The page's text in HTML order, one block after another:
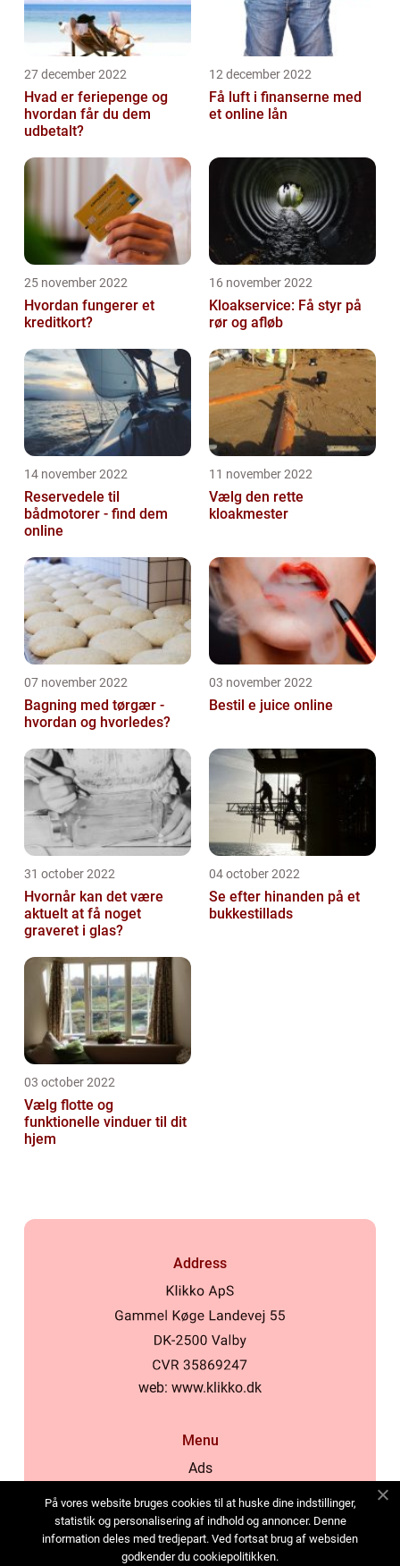
27 december 2022
Hvad er feriepenge og
hvordan får du dem
udbetalt?
12 december 2022
Få luft i finanserne med
et online lån
25 november 2022
Hvordan fungerer et
kreditkort?
16 november 2022
Kloakservice: Få styr på
rør og afløb
14 november 2022
Reservedele til
bådmotorer - find dem
online
11 november 2022
Vælg den rette
kloakmester
07 november 2022
Bagning med tørgær -
hvordan og hvorledes?
03 november 2022
Bestil e juice online
31 october 2022
Hvornår kan det være
aktuelt at få noget
graveret i glas?
04 october 2022
Se efter hinanden på et
bukkestillads
03 october 2022
Vælg flotte og
funktionelle vinduer til dit
hjem
Address
web: www.klikko.dk
Menu
Ads
Cookies
Contact
På vores website bruges cookies til at huske dine indstillinger,
statistik og personalisering af indhold og annoncer. Denne
information deles med tredjepart. Ved fortsat brug af websiden
godkender du cookiepolitikken.